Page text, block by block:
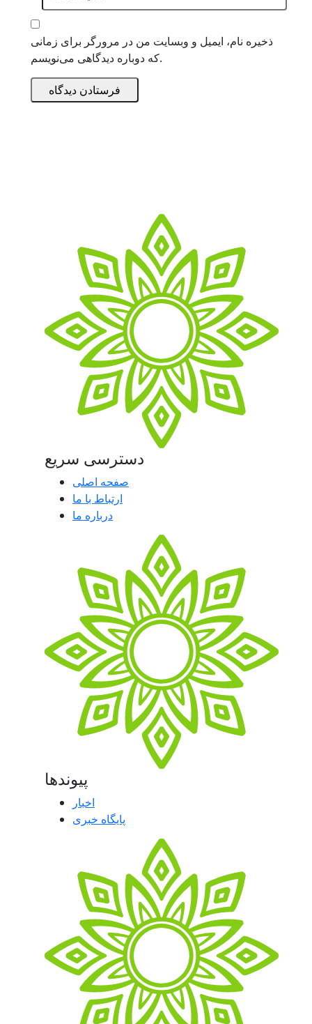
ذخیره نام، ایمیل و وبسایت من در مرورگر برای زمانی
که دوباره دیدگاهی می‌نویسم.
دسترسی سریع
صفحه اصلی
ارتباط با ما
درباره ما
پیوندها
اخبار
پایگاه خبری